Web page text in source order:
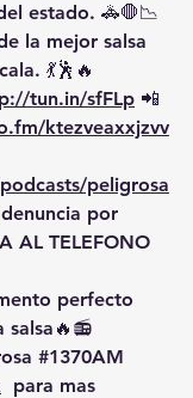
estado. 🚓🛑📉
la mejor salsa
💃🕺🔥
tun.in/sfFLp 📲
ktezveaxxjzvv
peligrosa
por
AL TELEFONO
perfecto
salsa🔥📻
#1370AM
para mas